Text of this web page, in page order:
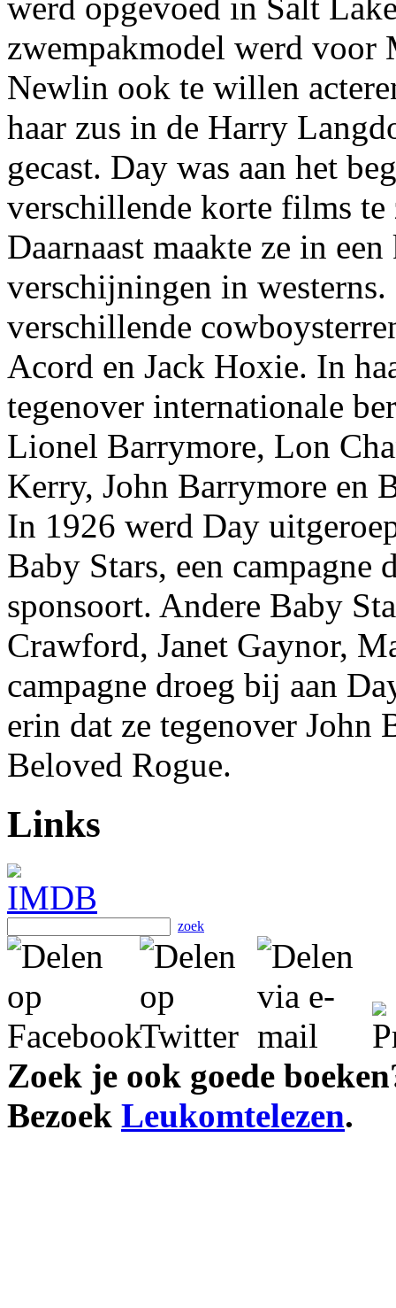
zwempakmodel werd voor
Newlin ook te willen
haar zus in de Harry
gecast. Day was aan het
verschillende korte films te
Daarnaast maakte ze in
verschijningen in
verschillende
Acord en Jack Hoxie. In
tegenover internationale
Lionel Barrymore, Lon
Kerry, John Barrymore en
In 1926 werd Day
Baby Stars, een campagne
sponsoort. Andere Baby
Crawford, Janet Gaynor,
campagne droeg bij aan
erin dat ze tegenover John
Beloved Rogue.
Links
zoek
Zoek je ook goede
Bezoek Leukomtelezen.